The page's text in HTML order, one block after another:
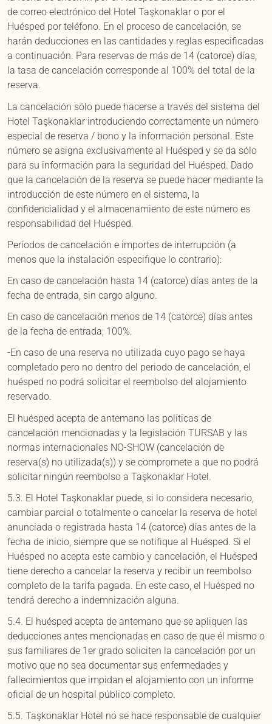
de correo electrónico del Hotel Taşkonaklar o por el
Huésped por teléfono. En el proceso de cancelación, se
harán deducciones en las cantidades y reglas especificadas
a continuación. Para reservas de más de 14 (catorce) días,
la tasa de cancelación corresponde al 100% del total de la
reserva.
La cancelación sólo puede hacerse a través del sistema del
Hotel Taşkonaklar introduciendo correctamente un número
especial de reserva / bono y la información personal. Este
número se asigna exclusivamente al Huésped y se da sólo
para su información para la seguridad del Huésped. Dado
que la cancelación de la reserva se puede hacer mediante la
introducción de este número en el sistema, la
confidencialidad y el almacenamiento de este número es
responsabilidad del Huésped.
Períodos de cancelación e importes de interrupción (a
menos que la instalación especifique lo contrario):
En caso de cancelación hasta 14 (catorce) días antes de la
fecha de entrada, sin cargo alguno.
En caso de cancelación menos de 14 (catorce) días antes
de la fecha de entrada; 100%.
-En caso de una reserva no utilizada cuyo pago se haya
completado pero no dentro del periodo de cancelación, el
huésped no podrá solicitar el reembolso del alojamiento
reservado.
El huésped acepta de antemano las políticas de
cancelación mencionadas y la legislación TURSAB y las
normas internacionales NO-SHOW (cancelación de
reserva(s) no utilizada(s)) y se compromete a que no podrá
solicitar ningún reembolso a Taşkonaklar Hotel.
5.3. El Hotel Taşkonaklar puede, si lo considera necesario,
cambiar parcial o totalmente o cancelar la reserva de hotel
anunciada o registrada hasta 14 (catorce) días antes de la
fecha de inicio, siempre que se notifique al Huésped. Si el
Huésped no acepta este cambio y cancelación, el Huésped
tiene derecho a cancelar la reserva y recibir un reembolso
completo de la tarifa pagada. En este caso, el Huésped no
tendrá derecho a indemnización alguna.
5.4. El huésped acepta de antemano que se apliquen las
deducciones antes mencionadas en caso de que él mismo o
sus familiares de 1er grado soliciten la cancelación por un
motivo que no sea documentar sus enfermedades y
fallecimientos que impidan el alojamiento con un informe
oficial de un hospital público completo.
5.5. Taşkonaklar Hotel no se hace responsable de cualquier